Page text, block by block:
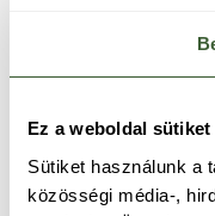
Ez a weboldal sütiket
Sütiket használunk a
közösségi média-,